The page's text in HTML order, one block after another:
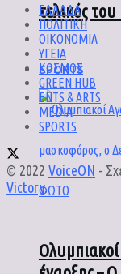
τελικός
SPORTS
ΕΛΛΑΔΑ
ΠΟΛΙΤΙΚΗ
ΟΙΚΟΝΟΜΙΑ
ΥΓΕΙΑ
ΚΟΣΜΟΣ
GREEN HUB
ENTS & ARTS
MEDIA
SPORTS
© 2022 VoiceON -
Victory.